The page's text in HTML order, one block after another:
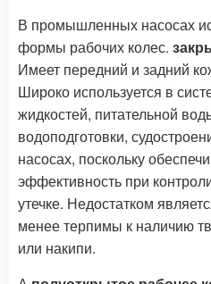
В промышленных насосах
формы рабочих колес.
Имеет передний и задний
Широко используется в
жидкостей, питательной
водоподготовки,
насосах, поскольку
эффективность при
утечке. Недостатком
менее терпимы к наличию
или накипи.